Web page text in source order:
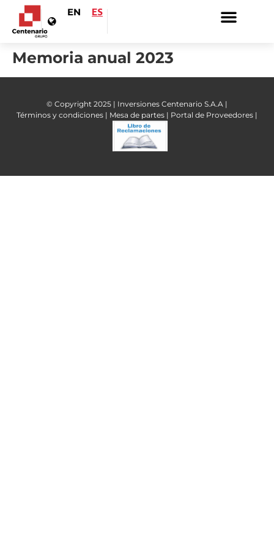
EN ES
Memoria anual 2023
© Copyright 2025 | Inversiones Centenario S.A.A |
Términos y condiciones | Mesa de partes | Portal de Proveedores |